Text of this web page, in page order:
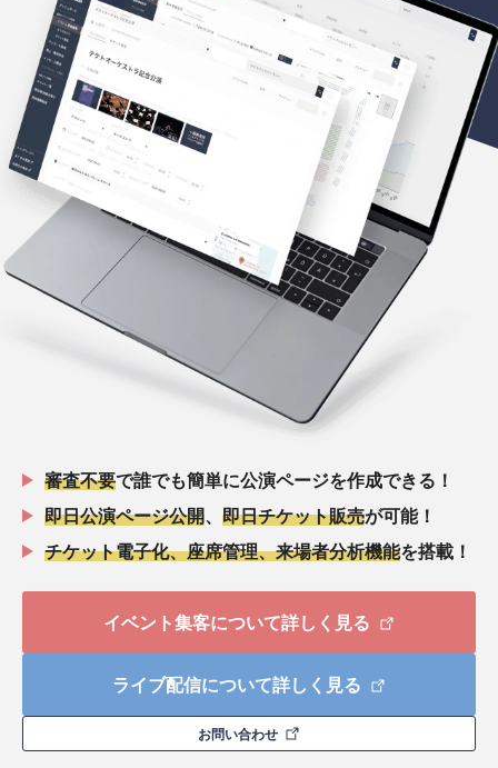
審査不要で誰でも簡単に公演ページを作成できる！
即日公演ページ公開
即日チケット販売が可能！
チケット電子化、座席管理、来場者分析機能を搭載！
イベント集客について詳しく見る
ライブ配信について詳しく見る
お問い合わせ